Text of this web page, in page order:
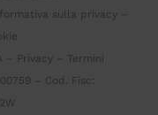
sulla privacy–
–
Privacy
Termini
– Cod. Fisc: